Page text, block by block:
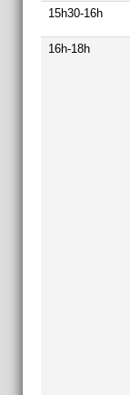
15h30-16h
16h-18h